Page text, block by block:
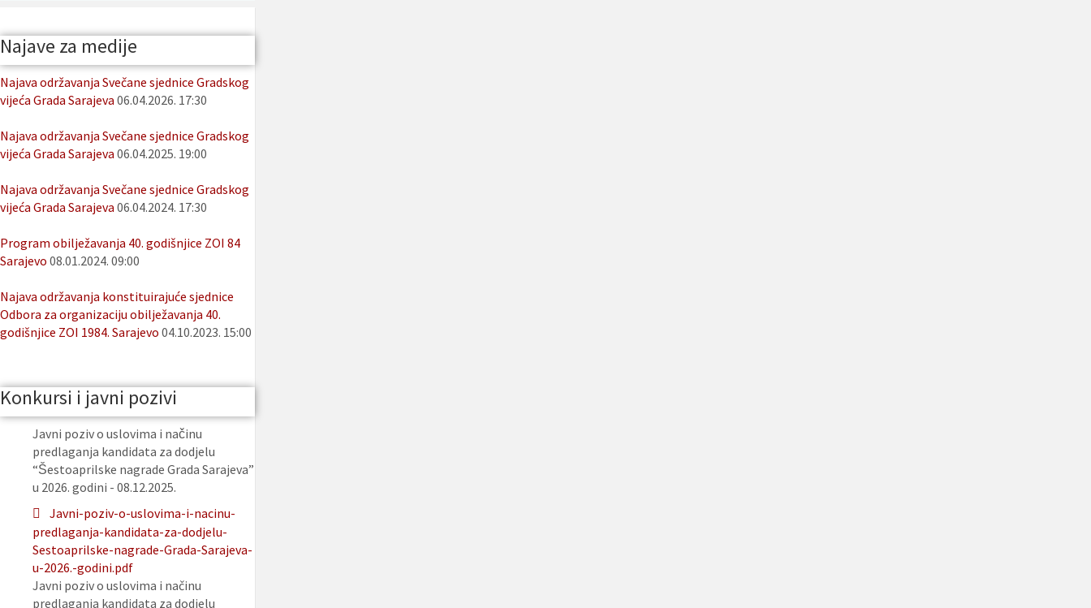
Najave za medije
Najava održavanja Svečane sjednice Gradskog
vijeća Grada Sarajeva 06.04.2026. 17:30
Najava održavanja Svečane sjednice Gradskog
vijeća Grada Sarajeva 06.04.2025. 19:00
Najava održavanja Svečane sjednice Gradskog
vijeća Grada Sarajeva 06.04.2024. 17:30
Program obilježavanja 40. godišnjice ZOI 84
Sarajevo 08.01.2024. 09:00
Najava održavanja konstituirajuće sjednice
Odbora za organizaciju obilježavanja 40.
godišnjice ZOI 1984. Sarajevo 04.10.2023. 15:00
Konkursi i javni pozivi
Javni poziv o uslovima i načinu
predlaganja kandidata za dodjelu
“Šestoaprilske nagrade Grada Sarajeva”
u 2026. godini - 08.12.2025.
Javni-poziv-o-uslovima-i-nacinu-
predlaganja-kandidata-za-dodjelu-
Sestoaprilske-nagrade-Grada-Sarajeva-
u-2026.-godini.pdf
Javni poziv o uslovima i načinu
predlaganja kandidata za dodjelu